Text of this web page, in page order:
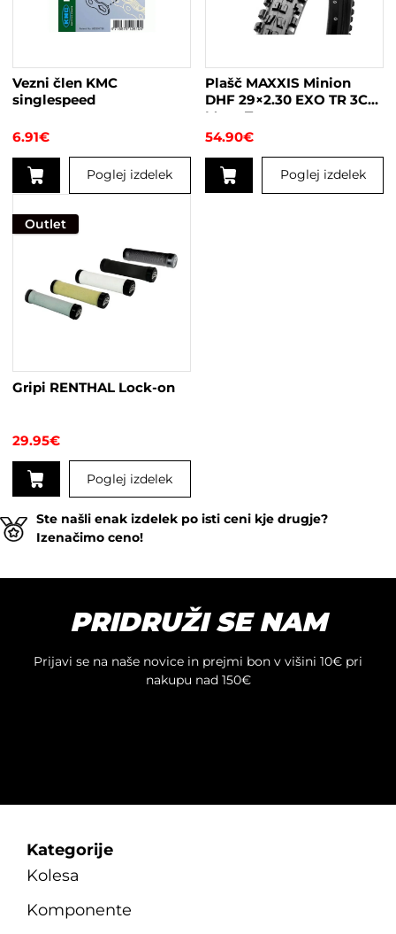
Vezni člen KMC
singlespeed
6.91€
Poglej izdelek
Plašč MAXXIS Minion
DHF 29×2.30 EXO TR 3C
Maxx Terra
54.90€
Poglej izdelek
Outlet
Gripi RENTHAL Lock-on
29.95€
Poglej izdelek
izdelek
ima
različic.
Ste našli enak izdelek po isti ceni kje drugje?
Izenačimo ceno!
PRIDRUŽI SE NAM
Prijavi se na naše novice in prejmi bon v višini 10€ pri
nakupu nad 150€
Kategorije
Kolesa
Komponente